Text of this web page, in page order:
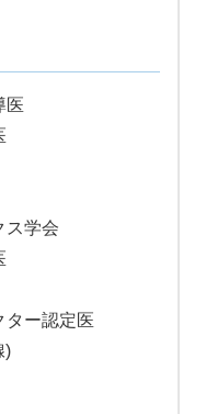
医
ス学会
ター認定医
)